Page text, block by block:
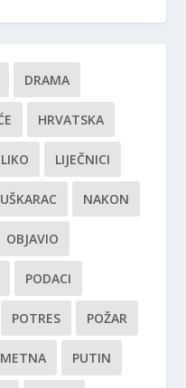
DRAMA
HRVATSKA
LIJEČNICI
NAKON
OBJAVIO
PODACI
POTRES POŽAR
PUTIN